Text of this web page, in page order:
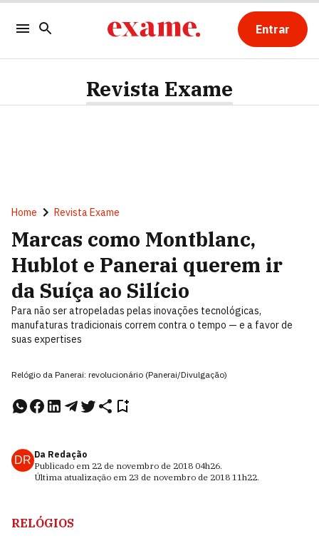
Entrar
Revista Exame
Home Revista Exame
Marcas como Montblanc,
Hublot e Panerai querem ir
da Suíça ao Silício
Para não ser atropeladas pelas inovações tecnológicas,
manufaturas tradicionais correm contra o tempo — e a favor de
suas expertises
Relógio da Panerai: revolucionário (Panerai/Divulgação)
DR Da Redação
Publicado em 22 de novembro de 2018 04h26.
Última atualização em 23 de novembro de 2018 11h22.
RELÓGIOS